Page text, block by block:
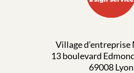
Village
13 boulevard
69008 Lyon